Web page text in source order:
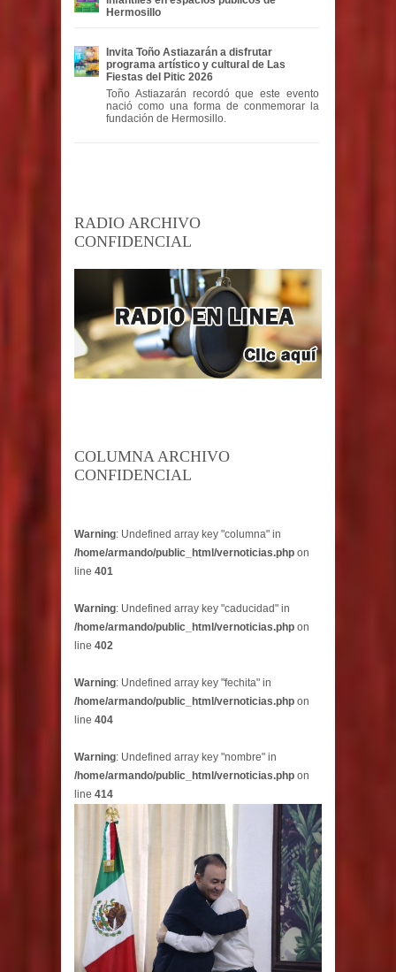
Hermosillo
Invita Toño Astiazarán a disfrutar
programa artístico y cultural de Las
Fiestas del Pitic 2026
Toño Astiazarán recordó que este evento
nació como una forma de conmemorar la
fundación de Hermosillo.
RADIO ARCHIVO
CONFIDENCIAL
COLUMNA ARCHIVO
CONFIDENCIAL
Warning: Undefined array key "columna" in
/home/armando/public_html/vernoticias.php on
line 401
Warning: Undefined array key "caducidad" in
/home/armando/public_html/vernoticias.php on
line 402
Warning: Undefined array key "fechita" in
/home/armando/public_html/vernoticias.php on
line 404
Warning: Undefined array key "nombre" in
/home/armando/public_html/vernoticias.php on
line 414